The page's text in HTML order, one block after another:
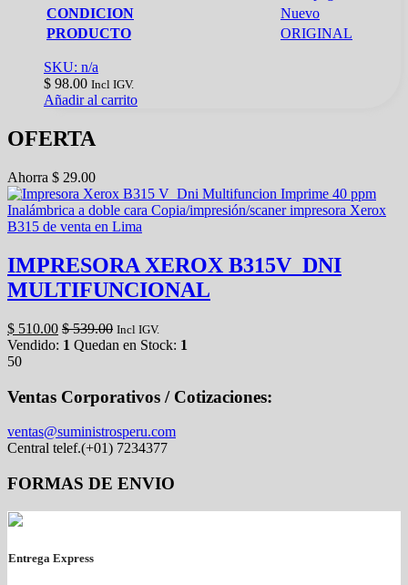
CONDICION
Nuevo
PRODUCTO
ORIGINAL
SKU: n/a
$ 98.00 Incl IGV.
Añadir al carrito
OFERTA
Ahorra $ 29.00
IMPRESORA XEROX B315V_DNI
MULTIFUNCIONAL
$ 510.00 $539.00 Incl IGV.
Vendido: 1 Quedan en Stock: 1
50
Ventas Corporativos / Cotizaciones:
ventas@suministrosperu.com
Central telef.(+01) 7234377
FORMAS DE ENVIO
Entrega Express